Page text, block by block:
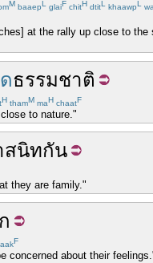
M baaepL glaiF chitH dtitL khaawpL
at the rally up close to
ธรรมชาติ
H thamM maH chaatF
to nature."
สนิทกัน
they are family."
F
concerned about their